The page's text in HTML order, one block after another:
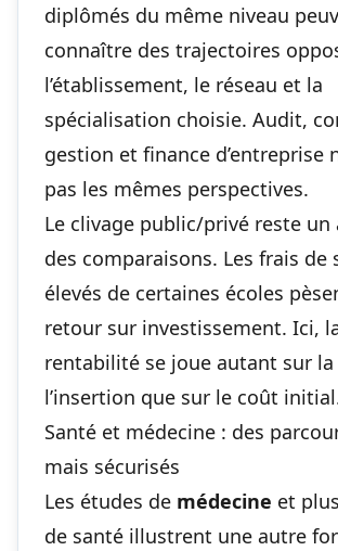
diplômés du même niveau
connaître des trajectoires
l’établissement, le réseau et la
spécialisation choisie. Audit,
gestion et finance d’entreprise
pas les mêmes perspectives.
Le clivage public/privé reste
des comparaisons. Les frais de
élevés de certaines écoles
retour sur investissement. Ici,
rentabilité se joue autant sur
l’insertion que sur le coût
Santé et médecine : des
mais sécurisés
Les études de médecine et
de santé illustrent une autre